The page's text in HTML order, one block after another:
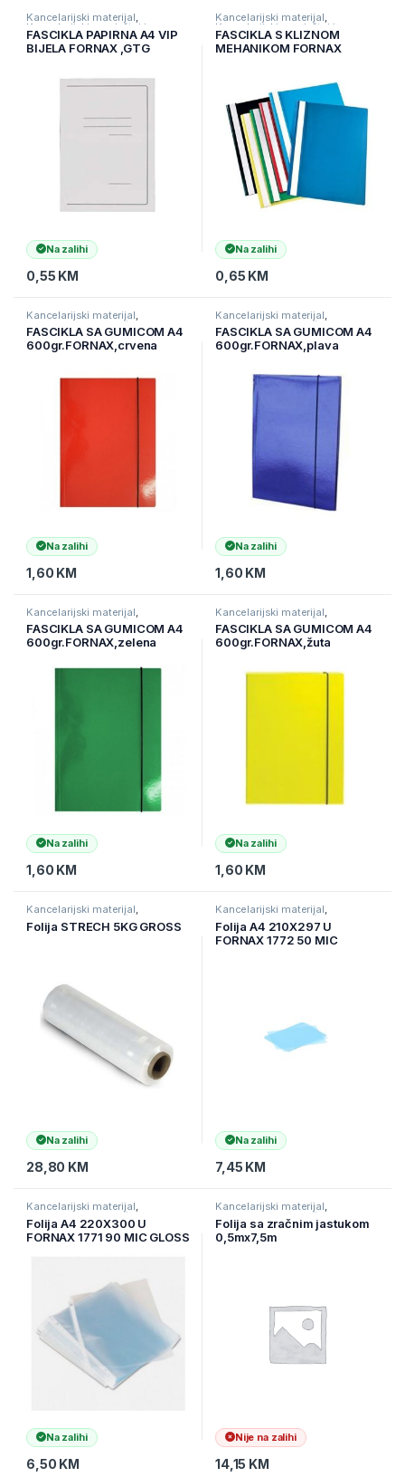
Kancelarijski materijal,
Kancelarijski namještaj i
materijal,Ostali kancelarijski
materijal
FASCIKLA PAPIRNA A4 VIP
BIJELA FORNAX ,GTG
Na zalihi
0,55 KM
Kancelarijski materijal,
Kancelarijski namještaj i
materijal,Ostali kancelarijski
materijal
FASCIKLA S KLIZNOM
MEHANIKOM FORNAX
Na zalihi
0,65 KM
Kancelarijski materijal
Kancelarijski namještaj i
materijal,Ostali kancelarijski
materijal
FASCIKLA SA GUMICOM A4
600gr.FORNAX,crvena
Na zalihi
1,60 KM
Kancelarijski materijal
Kancelarijski namještaj i
materijal,Ostali kancelarijski
materijal
FASCIKLA SA GUMICOM A4
600gr.FORNAX,plava
Na zalihi
1,60 KM
Kancelarijski materijal
Kancelarijski namještaj i
materijal,Ostali kancelarijski
materijal
FASCIKLA SA GUMICOM A4
600gr.FORNAX,zelena
Na zalihi
1,60 KM
Kancelarijski materijal
Kancelarijski namještaj i
materijal,Ostali kancelarijski
materijal
FASCIKLA SA GUMICOM A4
600gr.FORNAX,žuta
Na zalihi
1,60 KM
Kancelarijski materijal
Kancelarijski namještaj i
materijal,Ostali kancelarijski
Folija STRECH 5KG GROSS
Na zalihi
28,80 KM
Kancelarijski materijal
Kancelarijski namještaj i
materijal,Ostali kancelarijski
materijal
Folija A4 210X297 U
FORNAX 1772 50 MIC
Na zalihi
7,45 KM
Kancelarijski materijal,
Kancelarijski namještaj i
materijal,Ostali kancelarijski
materijal
Folija A4 220X300 U
FORNAX 1771 90 MIC GLOSS
Na zalihi
6,50 KM
Kancelarijski materijal,
Kancelarijski namještaj i
materijal, Ostali kancelarijski
materijal
Folija sa zračnim jastukom
0,5mx7,5m
Nije na zalihi
14,15 KM